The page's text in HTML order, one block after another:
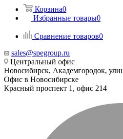
Корзина0
Избранные товары0
Сравнение товаров0
sales@spegroup.ru
Центральный офис
Новосибирск, Академгородок,
Офис в Новосибирске
Красный проспект 1, офис 214